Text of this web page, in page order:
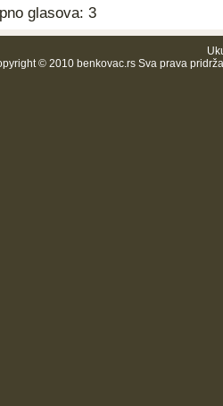
glasova: 3
© 2010 benkovac.rs Sva prava